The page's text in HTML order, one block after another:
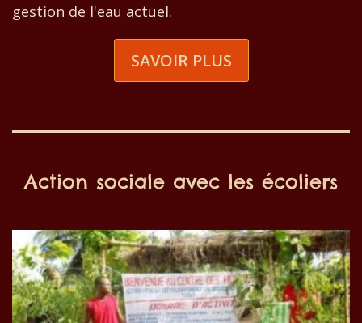
gestion de l'eau actuel.
SAVOIR PLUS
Action sociale avec les écoliers